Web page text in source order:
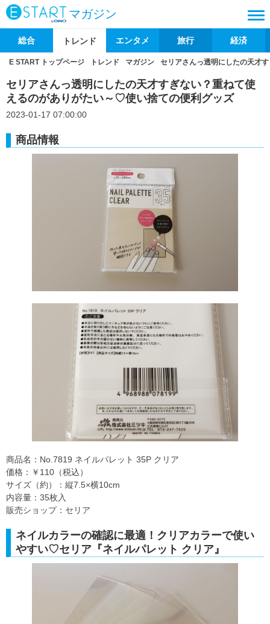
マガジン
総合 トレンド エンタメ 旅行 経済
E START トップページ トレンド マガジン セリアさんっ透明にしたの天才
セリアさんっ透明にしたの天才すぎない？重ねて使
えるのがありがたい～♡使い捨ての便利グッズ
2023-01-17 07:00:00
商品情報
商品名：No.7819 ネイルパレット 35P クリア
価格：￥110（税込）
サイズ（約）：縦7.5×横10cm
内容量：35枚入
販売ショップ：セリア
ネイルカラーの確認に最適！クリアカラーで使い
やすい♡セリア『ネイルパレット クリア』